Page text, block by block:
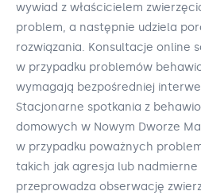
wywiad z właścicielem
problem, a następnie udziela
rozwiązania. Konsultacje online
w przypadku problemów
wymagają bezpośredniej
Stacjonarne spotkania z
domowych w Nowym Dworze
w przypadku poważnych
takich jak agresja lub nadmierne
przeprowadza obserwację